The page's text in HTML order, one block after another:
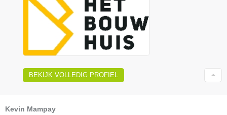
BEKIJK VOLLEDIG PROFIEL
Kevin Mampay